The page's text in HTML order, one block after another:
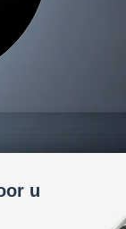
u